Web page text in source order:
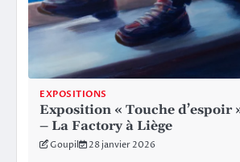
EXPOSITIONS
Exposition « Touche d’espoir
– La Factory à Liège
Goupil 28 janvier 2026